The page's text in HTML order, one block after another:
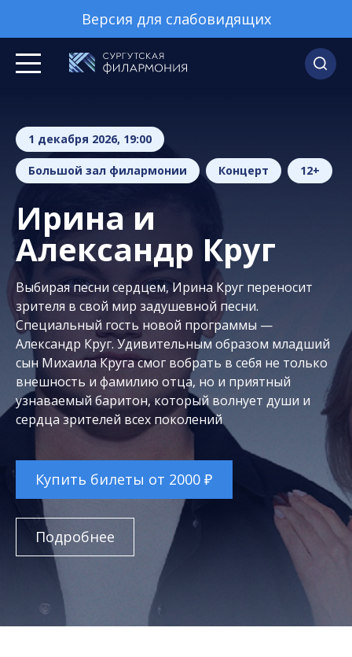
Версия для слабовидящих
1 декабря 2026, 19:00
Большой зал филармонии Концерт 12+
Ирина и
Александр Круг
Выбирая песни сердцем, Ирина Круг переносит
зрителя в свой мир задушевной песни.
Специальный гость новой программы —
Александр Круг. Удивительным образом младший
сын Михаила Круга смог вобрать в себя не только
внешность и фамилию отца, но и приятный
узнаваемый баритон, который волнует души и
сердца зрителей всех поколений
Купить билеты от 2000 ₽
Подробнее